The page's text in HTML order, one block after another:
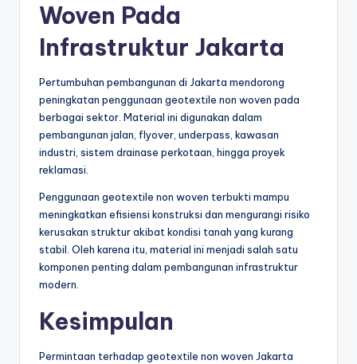
Woven Pada
Infrastruktur Jakarta
Pertumbuhan pembangunan di Jakarta mendorong
peningkatan penggunaan geotextile non woven pada
berbagai sektor. Material ini digunakan dalam
pembangunan jalan, flyover, underpass, kawasan
industri, sistem drainase perkotaan, hingga proyek
reklamasi.
Penggunaan geotextile non woven terbukti mampu
meningkatkan efisiensi konstruksi dan mengurangi risiko
kerusakan struktur akibat kondisi tanah yang kurang
stabil. Oleh karena itu, material ini menjadi salah satu
komponen penting dalam pembangunan infrastruktur
modern.
Kesimpulan
Permintaan terhadap geotextile non woven Jakarta